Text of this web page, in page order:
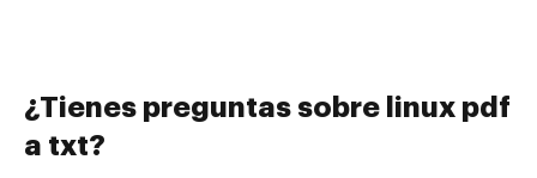
¿Tienes preguntas sobre linux pdf
a txt?